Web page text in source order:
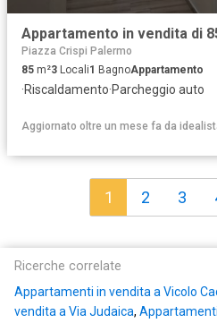
Piazza Crispi Palermo
85 m²3 Locali1 BagnoAppartamento
·Riscaldamento·Parcheggio auto
Aggiornato oltre un mese fa da
1 2 3
Ricerche correlate
Appartamenti in vendita a Vicolo
vendita a Via Judaica,